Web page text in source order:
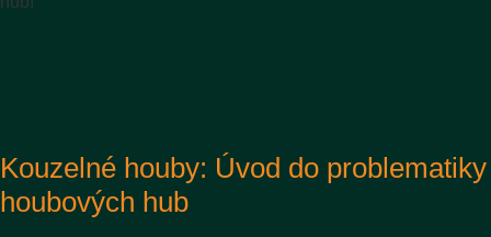
Kouzelné houby: Úvod do problematiky
houbových hub